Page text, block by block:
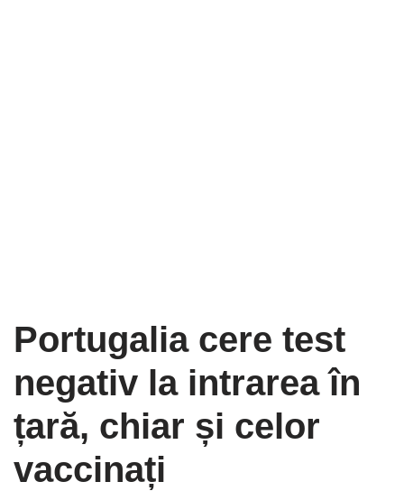
Portugalia cere test
negativ la intrarea în
țară, chiar și celor
vaccinați